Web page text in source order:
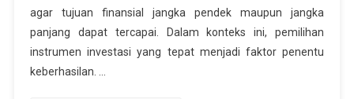
agar tujuan finansial jangka pendek maupun jangka
panjang dapat tercapai. Dalam konteks ini, pemilihan
instrumen investasi yang tepat menjadi faktor penentu
keberhasilan. …